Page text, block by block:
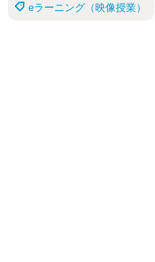
eラーニング（映像授業）